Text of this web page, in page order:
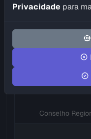
Conselho Regional
Conselho
Conselho
Privacidade para